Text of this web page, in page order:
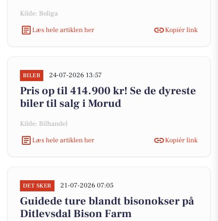
Kilde: Boliga
Læs hele artiklen her
Kopiér link
BILER 24-07-2026 13:57
Pris op til 414.900 kr! Se de dyreste
biler til salg i Morud
Kilde: Bilhandel
Læs hele artiklen her
Kopiér link
DET SKER 21-07-2026 07:05
Guidede ture blandt bisonokser på
Ditlevsdal Bison Farm